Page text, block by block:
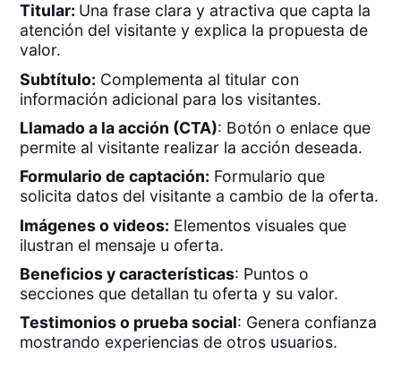
Titular: Una frase clara y atractiva que capta la
atención del visitante y explica la propuesta de
valor.
Subtítulo: Complementa al titular con
información adicional para los visitantes.
Llamado a la acción (CTA): Botón o enlace que
permite al visitante realizar la acción deseada.
Formulario de captación: Formulario que
solicita datos del visitante a cambio de la oferta.
Imágenes o videos: Elementos visuales que
ilustran el mensaje u oferta.
Beneficios y características: Puntos o
secciones que detallan tu oferta y su valor.
Testimonios o prueba social: Genera confianza
mostrando experiencias de otros usuarios.